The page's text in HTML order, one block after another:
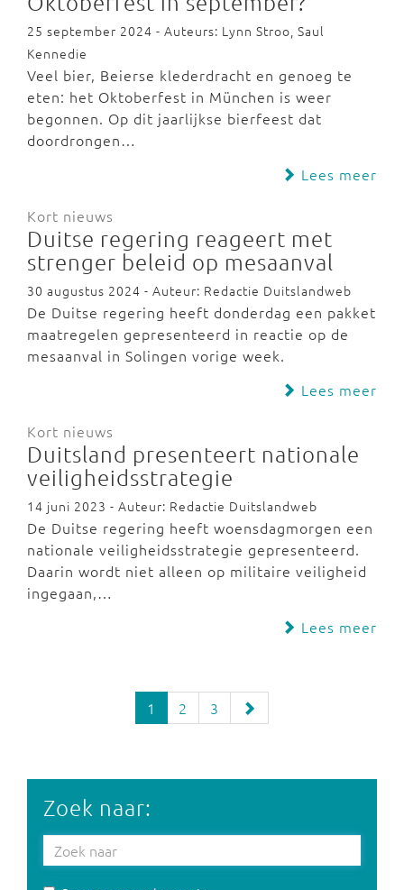
25 september 2024 - Auteurs: Lynn Stroo, Saul
Kennedie
Veel bier, Beierse klederdracht en genoeg te
eten: het Oktoberfest in München is weer
begonnen. Op dit jaarlijkse bierfeest dat
doordrongen…
Lees meer
Kort nieuws
Duitse regering reageert met
strenger beleid op mesaanval
30 augustus 2024 - Auteur: Redactie Duitslandweb
De Duitse regering heeft donderdag een pakket
maatregelen gepresenteerd in reactie op de
mesaanval in Solingen vorige week.
Lees meer
Kort nieuws
Duitsland presenteert nationale
veiligheidsstrategie
14 juni 2023 - Auteur: Redactie Duitslandweb
De Duitse regering heeft woensdagmorgen een
nationale veiligheidsstrategie gepresenteerd.
Daarin wordt niet alleen op militaire veiligheid
ingegaan,…
Lees meer
1 2 3
Zoek naar: